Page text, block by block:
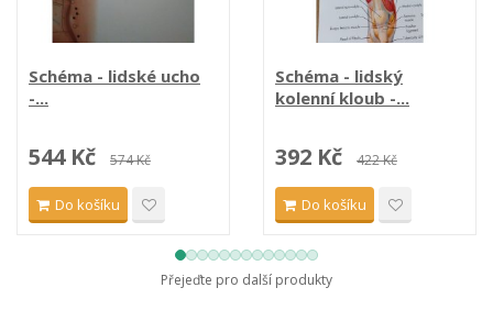
Schéma - lidské ucho
-...
544 Kč 574 Kč
Do košíku
Schéma - lidský
kolenní kloub -...
392 Kč 422 Kč
Do košíku
Přejeďte pro další produkty